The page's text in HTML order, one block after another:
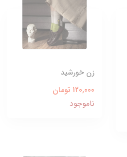
زن خورشید
120,000 تومان
ناموجود